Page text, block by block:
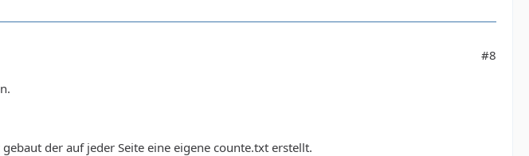
#8
der auf jeder Seite eine eigene counte.txt erstellt.